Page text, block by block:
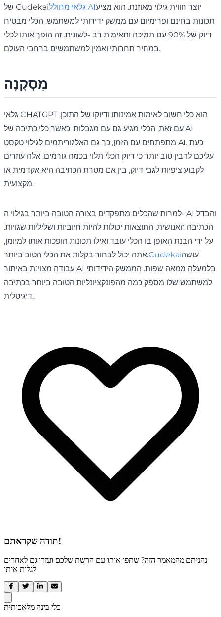
של Cudekai גלאי מחולל AIיוצר חווית גילוי מאוזנת. הוא מציע
תכונות בחינם ופרימיום עם ממשק ידידותי למשתמש. הכלי מבטיח
דיוק של 90% עם תמיכה ותאימות רב -לשונית. זה הופך אותו לכלי
במחיר תחרותי ואמין למשתמשים ברחבי העולם.
מַסְקָנָה
גלאי CHATGPT הוא כלי חשוב לאימות אמינותו ודיוקו של התוכן.
עם זאת, הכלי מגיע גם עם מגבלות. כאשר כלי כתיבה של AI
מתפתחים עם הזמן, כך גם האלגוריתמים לגילוי טקסט AI. כעת
עליכם להבין טוב יותר כי דיוק הכלי תלוי בכמה גורמים. אלה עוזרים
לקבוע ציפיות לגבי דיוק, בין אם מטרת הכתיבה היא אקדמית או
מקצועית.
למרות שהכלים מתפקדים בצורה הטובה ביותר בגילוי ה- AI והבדל
הכתיבה האנושית, התוצאות יכולות להיות חיוביות ושליליות שגויות.
על ידי הבנת האופן בו הכלי עובד ואילו תכונות הופכות אותו למיומן,
אתה יכול לבחור בקלות את הכלי הטוב ביותר.Cudekaiעושה
עבודה מצוינת באיתור AI בלמעלה ממאה שפות. הממשק הידידותי
למשתמש שלו מספק כמה מהפונקציונליות הטובה ביותר בכתיבה
דיגיטלית.
תודה שקראתם!
נהניתם מהמאמר הזה? שתפו אותו עם הרשת שלכם ועזרו גם לאחרים
לגלות אותו.
כלי בינה מלאכותית